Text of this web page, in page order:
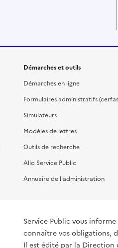
Démarches et outils
Démarches en ligne
Formulaires administratifs
Simulateurs
Modèles de lettres
Outils de recherche
Allo Service Public
Annuaire de l'administration
Service Public vous
connaître vos obligations,
Il est édité par la Direction